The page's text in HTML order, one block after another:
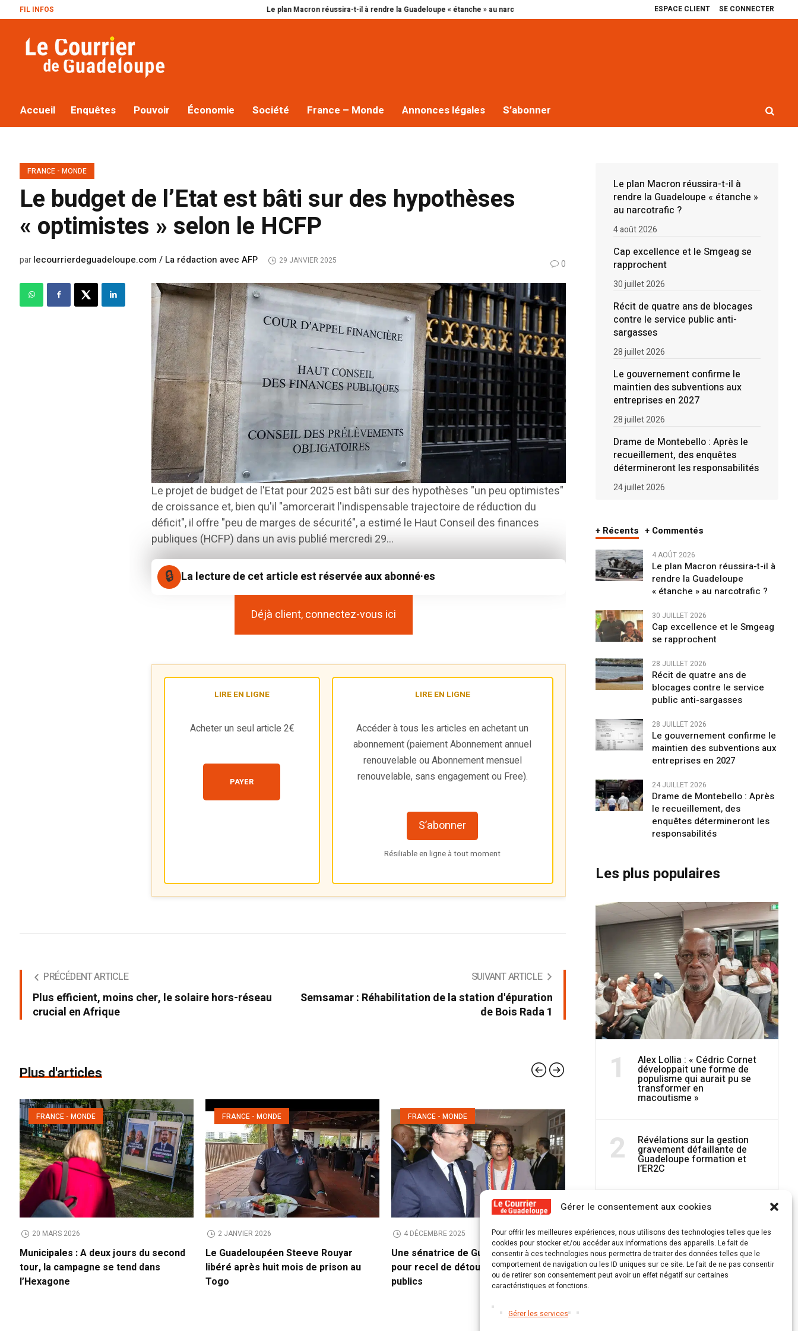
Gérer le consentement aux cookies
Pour offrir les meilleures expériences, nous utilisons des technologies telles que les
cookies pour stocker et/ou accéder aux informations des appareils. Le fait de
consentir à ces technologies nous permettra de traiter des données telles que le
comportement de navigation ou les ID uniques sur ce site. Le fait de ne pas consentir
ou de retirer son consentement peut avoir un effet négatif sur certaines
caractéristiques et fonctions.
Gérer les services
ESPACE CLIENT SE CONNECTER
FIL INFOS Le plan Macron réussira-t-il à rendre la Guadeloupe « étanche » au narcotrafic ? Cap excellence et le Smgeag se rapprochent Récit de quatre ans de
Accueil Enquêtes Pouvoir Économie Société France – Monde Annonces légales S’abonner
FRANCE - MONDE
Le budget de l’Etat est bâti sur des hypothèses
« optimistes » selon le HCFP
0
parlecourrierdeguadeloupe.com / La rédaction avec AFP 29 JANVIER 2025
Le projet de budget de l'Etat pour 2025 est bâti sur des hypothèses "un peu optimistes"
de croissance et, bien qu'il "amorcerait l'indispensable trajectoire de réduction du
déficit", il offre "peu de marges de sécurité", a estimé le Haut Conseil des finances
publiques (HCFP) dans un avis publié mercredi 29...
La lecture de cet article est réservée aux abonné·es
Déjà client, connectez-vous ici
LIRE EN LIGNE
Acheter un seul article 2€
PAYER
LIRE EN LIGNE
Accéder à tous les articles en achetant un
abonnement (paiement Abonnement annuel
renouvelable ou Abonnement mensuel
renouvelable, sans engagement ou Free).
S’abonner
Résiliable en ligne à tout moment
PRÉCÉDENT ARTICLE
Plus efficient, moins cher, le solaire hors-réseau
crucial en Afrique
SUIVANT ARTICLE
Semsamar : Réhabilitation de la station d'épuration
de Bois Rada 1
Plus d'articles
FRANCE - MONDE
20 MARS 2026
Municipales : A deux jours du second
tour, la campagne se tend dans
l’Hexagone
FRANCE - MONDE
2 JANVIER 2026
Le Guadeloupéen Steeve Rouyar
libéré après huit mois de prison au
Togo
FRANCE - MONDE
4 DÉCEMBRE 2025
Une sénatrice de Guyane condamnée
pour recel de détournement de fonds
publics
FRANCE - MONDE
1 DÉCEMBRE 2025
La Jamaïque obtient 6,7 milliards
d’aide après l’ouragan Melissa
Le plan Macron réussira-t-il à
rendre la Guadeloupe « étanche »
au narcotrafic ?
4 août 2026
Cap excellence et le Smgeag se
rapprochent
30 juillet 2026
Récit de quatre ans de blocages
contre le service public anti-
sargasses
28 juillet 2026
Le gouvernement confirme le
maintien des subventions aux
entreprises en 2027
28 juillet 2026
Drame de Montebello : Après le
recueillement, des enquêtes
détermineront les responsabilités
24 juillet 2026
+ Récents + Commentés
4 AOÛT 2026
Le plan Macron réussira-t-il à
rendre la Guadeloupe
« étanche » au narcotrafic ?
30 JUILLET 2026
Cap excellence et le Smgeag
se rapprochent
28 JUILLET 2026
Récit de quatre ans de
blocages contre le service
public anti-sargasses
28 JUILLET 2026
Le gouvernement confirme le
maintien des subventions aux
entreprises en 2027
24 JUILLET 2026
Drame de Montebello : Après
le recueillement, des
enquêtes détermineront les
responsabilités
Les plus populaires
1 Alex Lollia : « Cédric Cornet
développait une forme de
populisme qui aurait pu se
transformer en
macoutisme »
2 Révélations sur la gestion
gravement défaillante de
Guadeloupe formation et
l’ER2C